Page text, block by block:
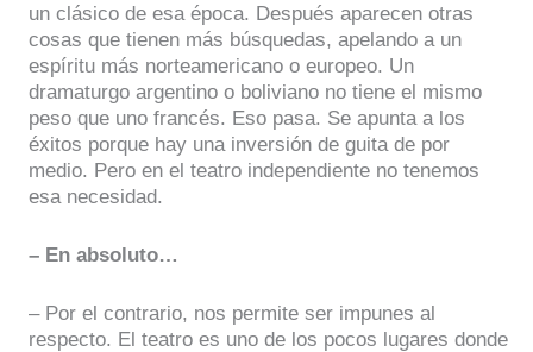
un clásico de esa época. Después aparecen otras
cosas que tienen más búsquedas, apelando a un
espíritu más norteamericano o europeo. Un
dramaturgo argentino o boliviano no tiene el mismo
peso que uno francés. Eso pasa. Se apunta a los
éxitos porque hay una inversión de guita de por
medio. Pero en el teatro independiente no tenemos
esa necesidad.
– En absoluto…
– Por el contrario, nos permite ser impunes al
respecto. El teatro es uno de los pocos lugares donde